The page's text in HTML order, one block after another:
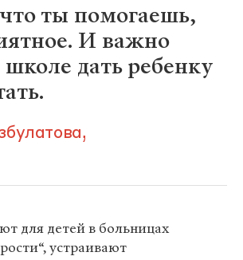
ты помогаешь,
И важно
дать ребенку
для детей в больницах
устраивают